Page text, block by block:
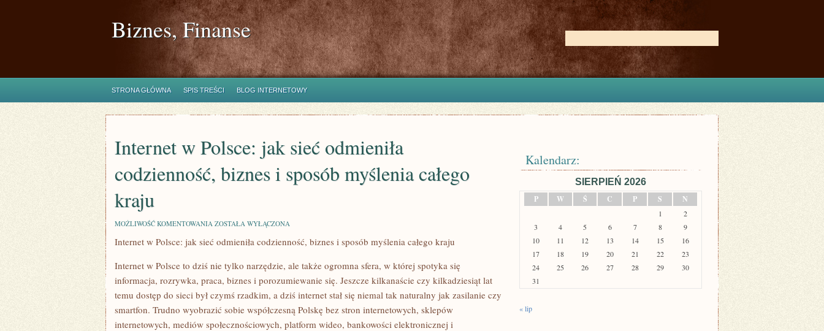
Biznes, Finanse
STRONA GŁÓWNA SPIS TREŚCI BLOG INTERNETOWY
Internet w Polsce: jak sieć odmieniła
codzienność, biznes i sposób myślenia całego
kraju
MOŻLIWOŚĆ KOMENTOWANIA INTERNET
POLSCE:
ODMIENIŁA
CODZIENNOŚĆ,
BIZNES
I
SPOSÓB
MYŚLENIA
CAŁEGO
ZOSTAŁA WYŁĄCZONA
Internet w Polsce: jak sieć odmieniła codzienność, biznes i sposób myślenia całego kraju
Internet w Polsce to dziś nie tylko narzędzie, ale także ogromna sfera, w której spotyka się
informacja, rozrywka, praca, biznes i porozumiewanie się. Jeszcze kilkanaście czy kilkadziesiąt lat
temu dostęp do sieci był czymś rzadkim, a dziś internet stał się niemal tak naturalny jak zasilanie czy
smartfon. Trudno wyobrazić sobie współczesną Polskę bez stron internetowych, sklepów
internetowych, mediów społecznościowych, platform wideo, bankowości elektronicznej i
Kalendarz:
SIERPIEŃ 2026
P
W Ś C P S N
1
2
3
4 5 6 7 8
9
10
11 12 13 14 15
16
17
18 19 20 21 22
23
24
25 26 27 28 29
30
31
« lip